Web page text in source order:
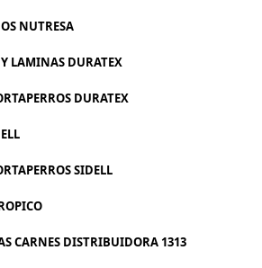
NUTRESA
Y LAMINAS DURATEX
DURATEX
SIDELL
CARNES DISTRIBUIDORA 1313